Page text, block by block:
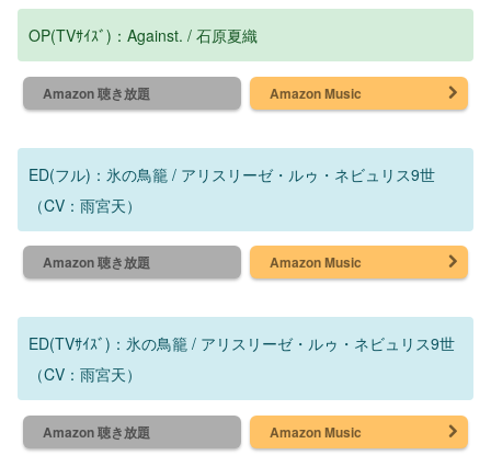
OP(TVｻｲｽﾞ)：Against. / 石原夏織
Amazon 聴き放題 Amazon Music
ED(フル)：氷の鳥籠 / アリスリーゼ・ルゥ・ネビュリス9世
（CV：雨宮天）
Amazon 聴き放題 Amazon Music
ED(TVｻｲｽﾞ)：氷の鳥籠 / アリスリーゼ・ルゥ・ネビュリス9世
（CV：雨宮天）
Amazon 聴き放題 Amazon Music